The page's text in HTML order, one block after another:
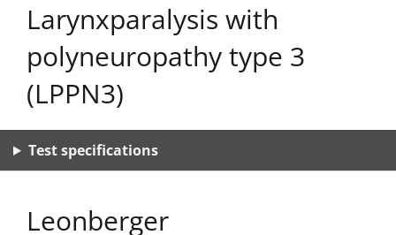
Larynxparalysis with
polyneuropathy type 3
(LPPN3)
Test specifications
Leonberger